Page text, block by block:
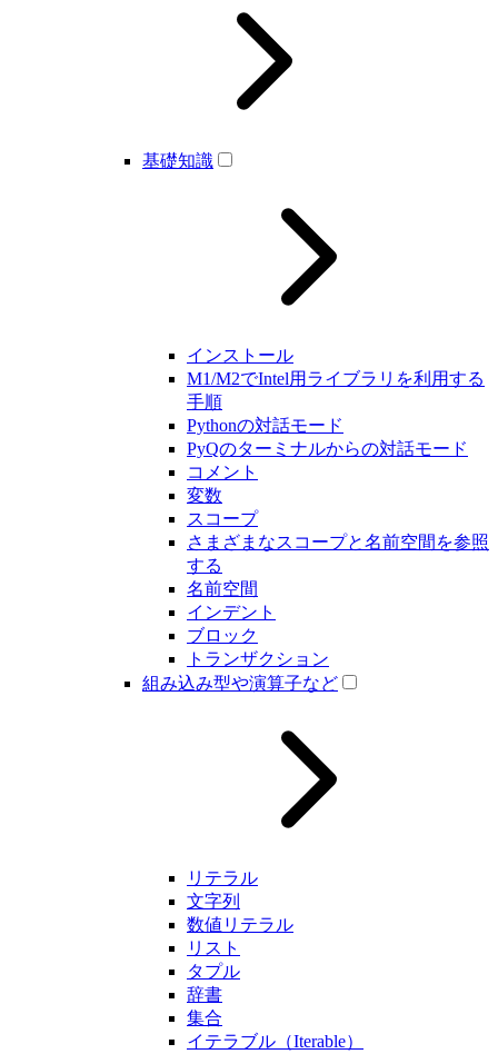
基礎知識
インストール
M1/M2でIntel用ライブラリを利用する
手順
Pythonの対話モード
PyQのターミナルからの対話モード
コメント
変数
スコープ
さまざまなスコープと名前空間を参照
する
名前空間
インデント
ブロック
トランザクション
組み込み型や演算子など
リテラル
文字列
数値リテラル
リスト
タプル
辞書
集合
イテラブル（Iterable）